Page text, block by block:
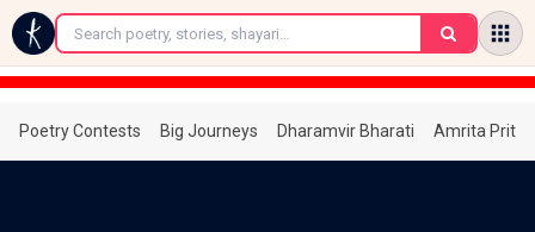
←
Poetry Contests Big Journeys Dharamvir Bharati Amrita